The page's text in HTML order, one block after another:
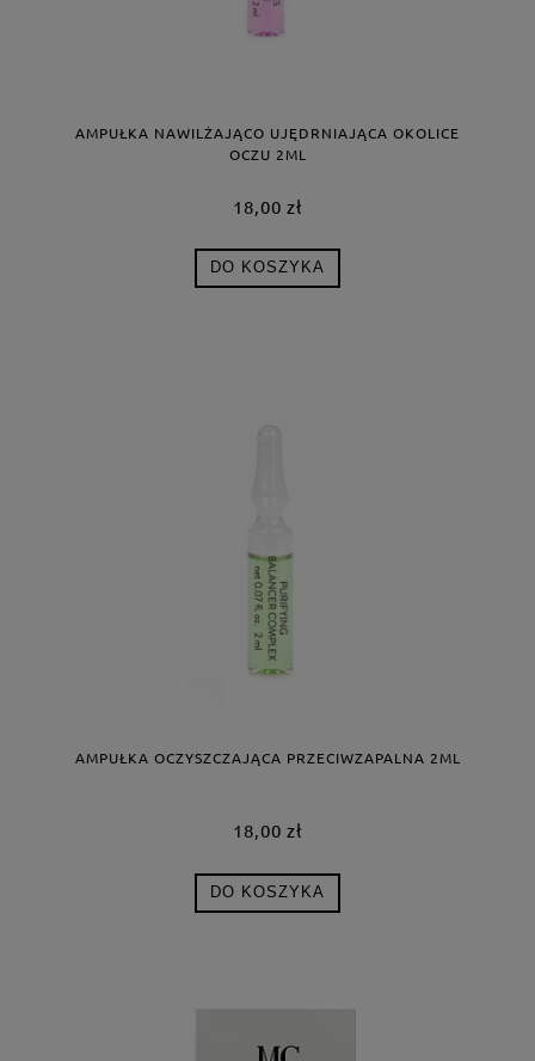
AMPUŁKA NAWILŻAJĄCO UJĘDRNIAJĄCA OKOLICE
OCZU 2ML
18,00 zł
DO KOSZYKA
AMPUŁKA OCZYSZCZAJĄCA PRZECIWZAPALNA 2ML
18,00 zł
DO KOSZYKA